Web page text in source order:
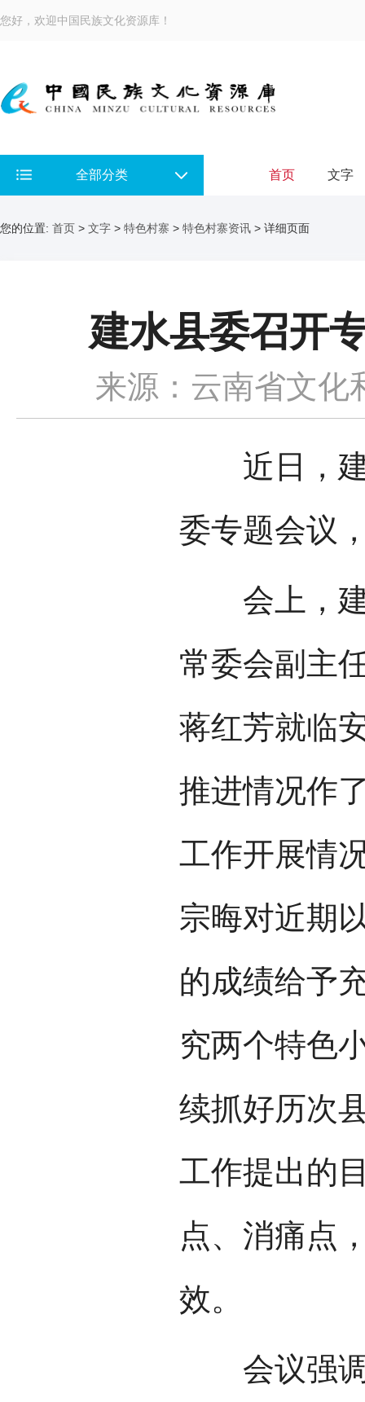
您好，欢迎中国民族文化资源库！
全部分类 首页 文字
您的位置: 首页 > 文字 > 特色村寨 > 特色村寨资讯 > 详细页面
建水县委召开
来源：云南省文化
近日，建
委专题会议
会上，建
常委会副主
蒋红芳就临
推进情况作
工作开展情
宗晦对近期
的成绩给予
究两个特色
续抓好历次
工作提出的
点、消痛点
效。
会议强调